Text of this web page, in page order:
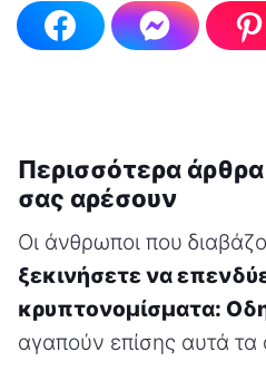
Περισσότερα
σας αρέσουν
Οι άνθρωποι που
ξεκινήσετε να
κρυπτονομίσματα:
αγαπούν επίσης αυτά τα